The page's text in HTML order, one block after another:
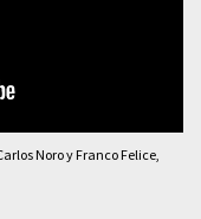
Noro y Franco Felice,